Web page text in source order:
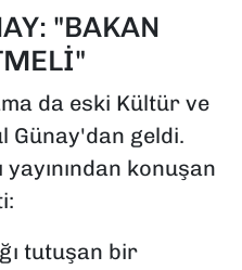
"BAKAN
da eski Kültür ve
Günay'dan geldi.
konuşan
tutuşan bir